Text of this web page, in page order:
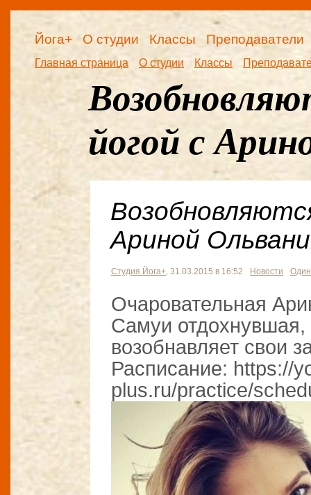
Йога+ О студии Классы Преподаватели
Главная страница О студии Классы
йогой с
Ариной
Студия Йога+ , 31.03.2015 в 16:52 Новости
Очаровательная
Самуи
возобнавляет свои
Расписание: https://
plus.ru/practice/